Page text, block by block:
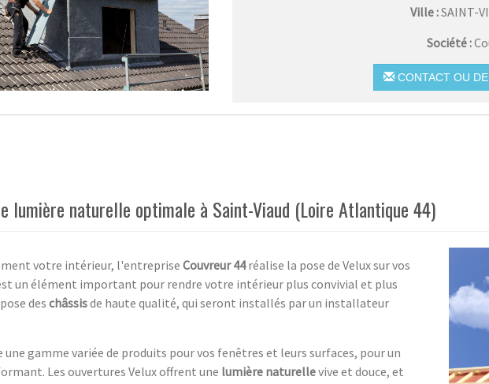
Ville :SAINT-
Société :
CONTACT OU
lumière naturelle optimale à Saint-Viaud (Loire Atlantique 44)
votre intérieur, l'entreprise Couvreur 44réalise la pose de Velux sur vos
un élément important pour rendre votre intérieur plus convivial et plus
des châssisde haute qualité, qui seront installés par un installateur
une gamme variée de produits pour vos fenêtres et leurs surfaces, pour un
Les ouvertures Velux offrent une lumière naturellevive et douce, et